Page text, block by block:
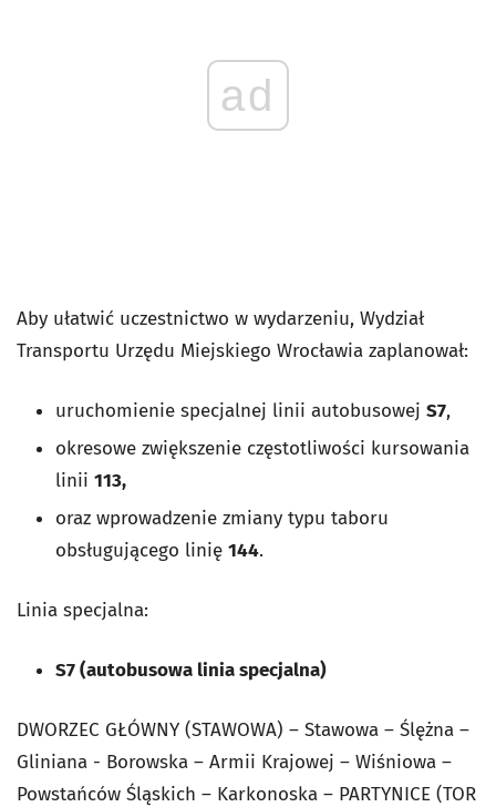
ad
Aby ułatwić uczestnictwo w wydarzeniu, Wydział
Transportu Urzędu Miejskiego Wrocławia zaplanował:
uruchomienie specjalnej linii autobusowej S7,
okresowe zwiększenie częstotliwości kursowania
linii 113,
oraz wprowadzenie zmiany typu taboru
obsługującego linię 144.
Linia specjalna:
S7 (autobusowa linia specjalna)
DWORZEC GŁÓWNY (STAWOWA) – Stawowa – Ślężna –
Gliniana - Borowska – Armii Krajowej – Wiśniowa –
Powstańców Śląskich – Karkonoska – PARTYNICE (TOR